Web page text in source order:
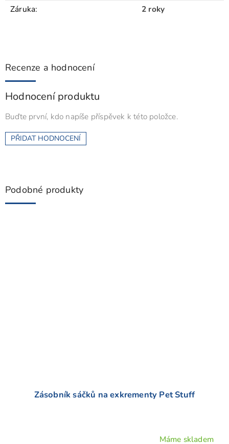
Záruka: 2 roky
Recenze a hodnocení
Hodnocení produktu
Buďte první, kdo napíše příspěvek k této položce.
PŘIDAT HODNOCENÍ
Podobné produkty
Zásobník sáčků na exkrementy Pet Stuff
Máme skladem